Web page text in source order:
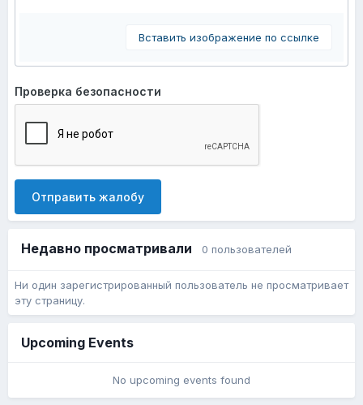
Вставить изображение по ссылке
Проверка безопасности
Отправить жалобу
Недавно просматривали 0 пользователей
Ни один зарегистрированный пользователь не просматривает
эту страницу.
Upcoming Events
No upcoming events found